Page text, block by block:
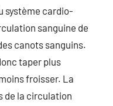
système cardio-
sanguine de
canots sanguins.
taper plus
froisser. La
de la circulation